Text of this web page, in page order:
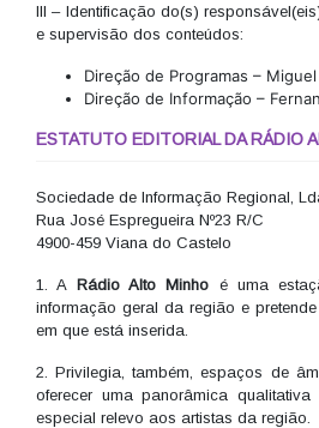
III – Identificação do(s)
e supervisão dos conteúdos:
Direção de Programas –
Direção de Informação –
ESTATUTO EDITORIAL DA RÁDIO
Sociedade de Informação Regional,
Rua José Espregueira Nº23 R/C
4900-459 Viana do Castelo
1. A Rádio Alto Minho é uma
informação geral da região e
em que está inserida.
2. Privilegia, também, espaços de
oferecer uma panorâmica
especial relevo aos artistas da região.